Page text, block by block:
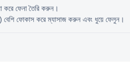
করে ফেনা তৈরি করুন।
ফোকাস করে ম্যাসাজ করুন এবং ধুয়ে ফেলুন।